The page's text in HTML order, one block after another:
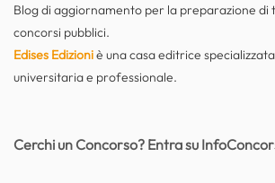
Blog di aggiornamento per la preparazione di
concorsi pubblici.
Edises Edizioniè una casa editrice
universitaria e professionale.
Cerchi un Concorso? Entra su